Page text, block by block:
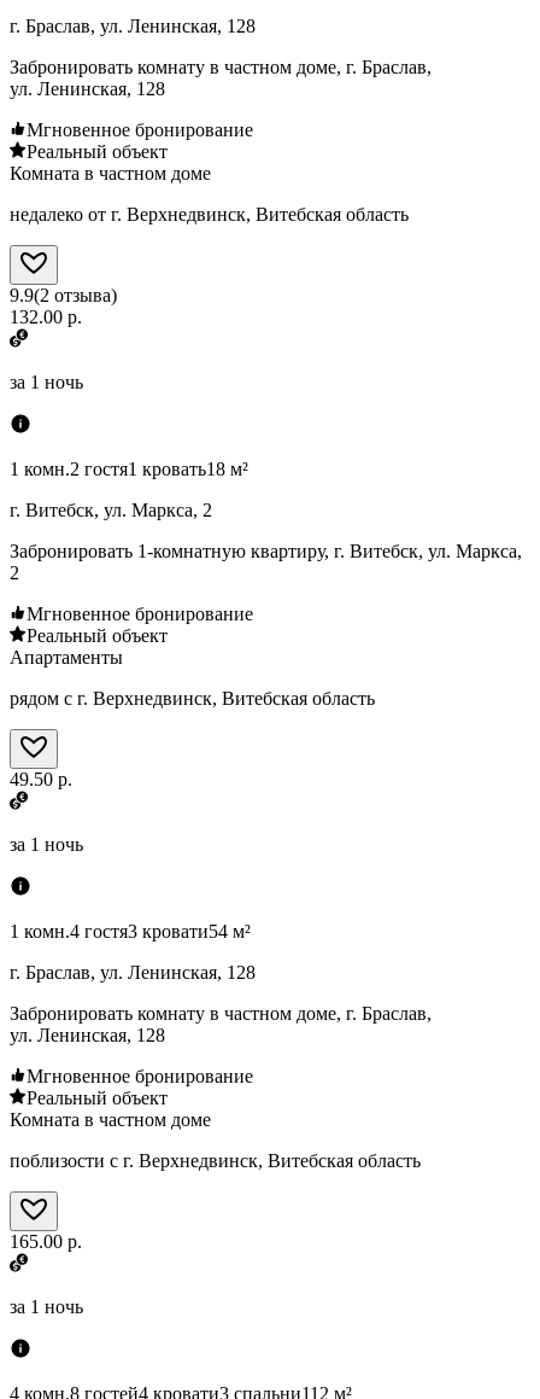
г. Браслав, ул. Ленинская, 128
Забронировать комнату в частном доме, г. Браслав,
ул. Ленинская, 128
Мгновенное бронирование
Реальный объект
Комната в частном доме
недалеко от г. Верхнедвинск, Витебская область
9.9(2 отзыва)
132.00 р.
за 1 ночь
1 комн.2 гостя1 кровать18 м²
г. Витебск, ул. Маркса, 2
Забронировать 1-комнатную квартиру, г. Витебск, ул. Маркса,
2
Мгновенное бронирование
Реальный объект
Апартаменты
рядом с г. Верхнедвинск, Витебская область
49.50 р.
за 1 ночь
1 комн.4 гостя3 кровати54 м²
г. Браслав, ул. Ленинская, 128
Забронировать комнату в частном доме, г. Браслав,
ул. Ленинская, 128
Мгновенное бронирование
Реальный объект
Комната в частном доме
поблизости с г. Верхнедвинск, Витебская область
165.00 р.
за 1 ночь
4 комн.8 гостей4 кровати3 спальни112 м²